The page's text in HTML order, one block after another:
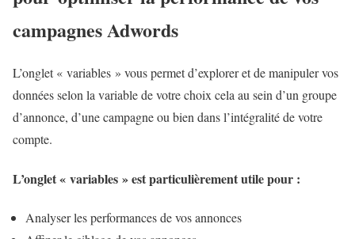
campagnes Adwords
L’onglet « variables » vous permet d’explorer et de manipuler vos
données selon la variable de votre choix cela au sein d’un groupe
d’annonce, d’une campagne ou bien dans l’intégralité de votre
compte.
L’onglet « variables » est particulièrement utile pour :
Analyser les performances de vos annonces